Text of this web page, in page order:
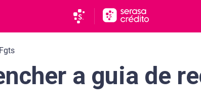
a guia de